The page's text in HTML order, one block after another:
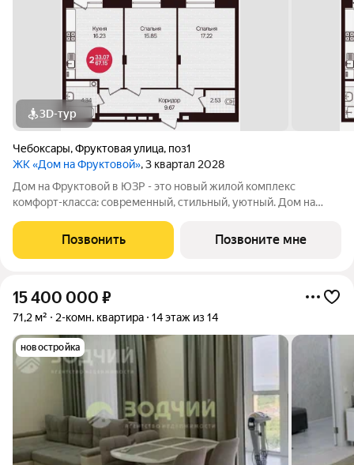
3D-тур
Чебоксары,Фруктовая улица, поз1
ЖК «Дом на Фруктовой», 3 квартал 2028
Дом на Фруктовой в ЮЗР - это новый жилой комплекс
комфорт-класса: современный, стильный, уютный. Дом на
удачным расположением, развитой инфраструктурой,
продуманной архитектурой и инженерным
Позвонить Позвоните мне
15 400 000 ₽
71,2 м² 2-комн. квартира 14 этаж из 14
новостройка